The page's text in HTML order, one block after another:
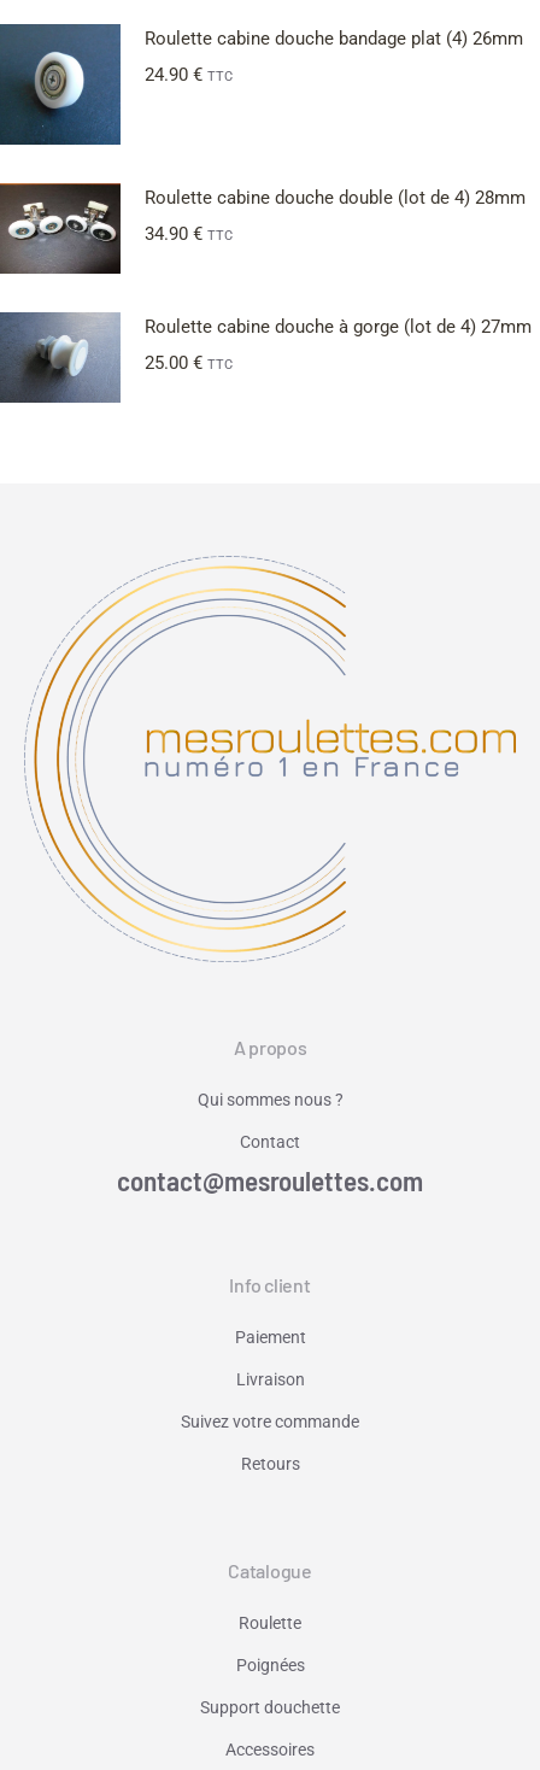
Roulette cabine douche bandage plat (4) 26mm
24.90 € TTC
Roulette cabine douche double (lot de 4) 28mm
34.90 € TTC
Roulette cabine douche à gorge (lot de 4) 27mm
25.00 € TTC
A propos
Qui sommes nous ?
Contact
contact@mesroulettes.com
Info client
Paiement
Livraison
Suivez votre commande
Retours
Catalogue
Roulette
Poignées
Support douchette
Accessoires